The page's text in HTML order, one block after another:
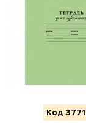
Код